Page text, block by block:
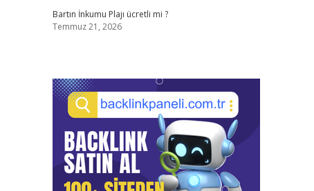
Bartın İnkumu Plajı ücretli mi ?
Temmuz 21, 2026